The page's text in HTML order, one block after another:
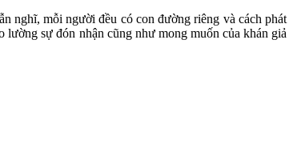
nghĩ, mỗi người đều có con đường riêng và cách phát
sự đón nhận cũng như mong muốn của khán giả